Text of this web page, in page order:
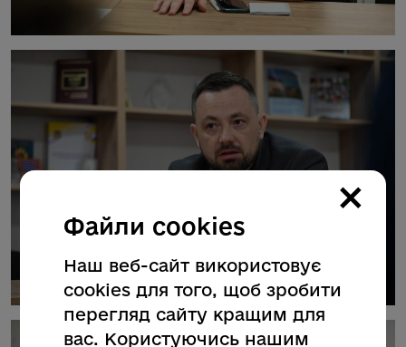
×
Файли cookies
Наш веб-сайт використовує
cookies для того, щоб зробити
перегляд сайту кращим для
вас. Користуючись нашим